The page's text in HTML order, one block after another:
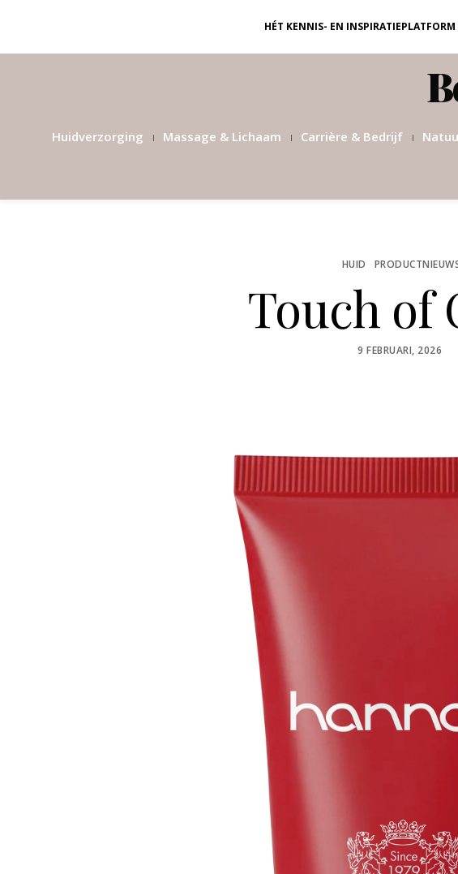
HÉT KENNIS- EN
Huidverzorging Massage & Lichaam Carrière & Bedrijf
HUID
Touch of
POSTED
9 FEBRUARI, 2026